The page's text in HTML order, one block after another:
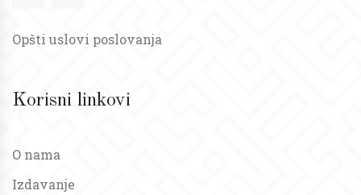
Opšti uslovi poslovanja
Korisni linkovi
O nama
Izdavanje